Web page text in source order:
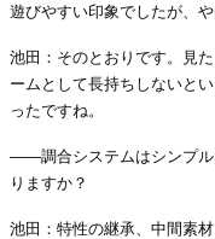
遊びやすい印象でしたが、
池田：そのとおりです。見
ームとして長持ちしないと
ったですね。
――調合システムはシンプル
りますか？
池田：特性の継承、中間素